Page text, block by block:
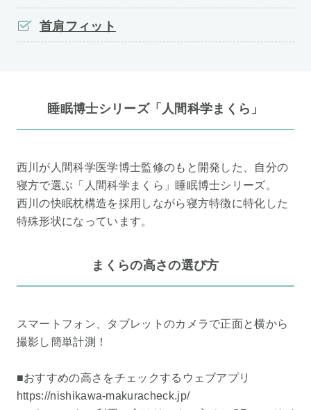
首肩フィット
睡眠博士シリーズ「人間科学まくら」
西川が人間科学医学博士監修のもと開発した、自分の
寝方で選ぶ「人間科学まくら」睡眠博士シリーズ。
西川の快眠枕構造を採用しながら寝方特徴に特化した
特殊形状になっています。
まくらの高さの選び方
スマートフォン、タブレットのカメラで正面と横から
撮影し簡単計測！
■おすすめの高さをチェックするウェブアプリ
https://nishikawa-makuracheck.jp/